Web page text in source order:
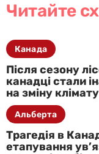
Читайте
Після сезону
канадці стали
на зміну клімату
Канада
Трагедія в
етапування
Альберта